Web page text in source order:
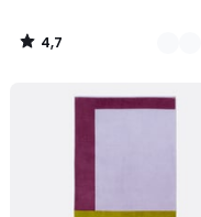
4,7
/